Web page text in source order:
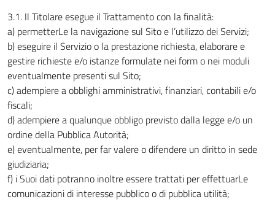
3.1. Il Titolare esegue il Trattamento con la finalità:
a) permetterLe la navigazione sul Sito e l’utilizzo dei Servizi;
b) eseguire il Servizio o la prestazione richiesta, elaborare e
gestire richieste e/o istanze formulate nei form o nei moduli
eventualmente presenti sul Sito;
c) adempiere a obblighi amministrativi, finanziari, contabili e/o
fiscali;
d) adempiere a qualunque obbligo previsto dalla legge e/o un
ordine della Pubblica Autorità;
e) eventualmente, per far valere o difendere un diritto in sede
giudiziaria;
f) i Suoi dati potranno inoltre essere trattati per effettuarLe
comunicazioni di interesse pubblico o di pubblica utilità;